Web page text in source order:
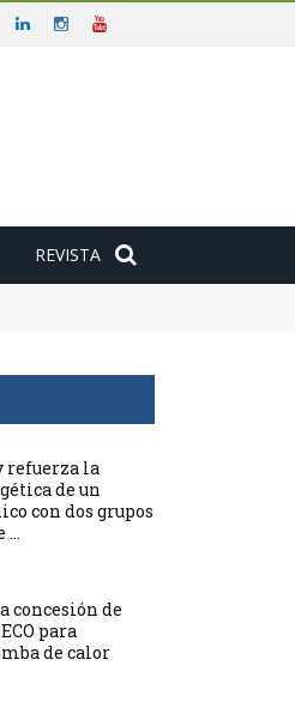
REVISTA
refuerza la
de un
con dos grupos
...
concesión de
para
de calor